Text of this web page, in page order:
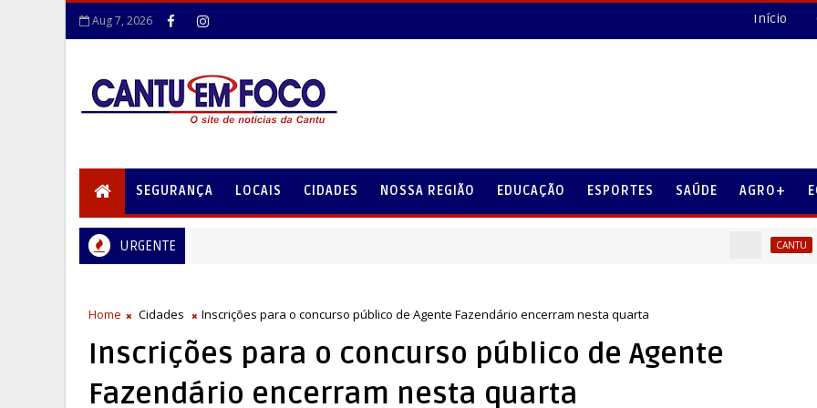
Aug 7, 2026 Início
SEGURANÇA LOCAIS CIDADES NOSSA REGIÃO EDUCAÇÃO ESPORTES SAÚDE AGRO+
URGENTE A
Home Cidades Inscrições para o concurso público de Agente Fazendário encerram nesta quarta
Inscrições para o concurso público de Agente
Fazendário encerram nesta quarta